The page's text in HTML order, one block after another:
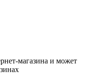
магазина и может